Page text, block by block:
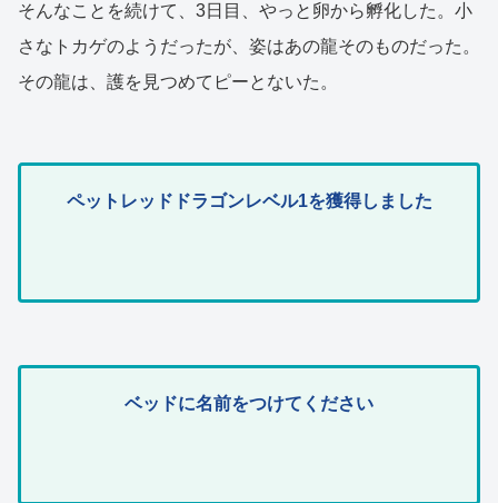
そんなことを続けて、3日目、やっと卵から孵化した。小
さなトカゲのようだったが、姿はあの龍そのものだった。
その龍は、護を見つめてピーとないた。
ペットレッドドラゴンレベル1を獲得しました
ベッドに名前をつけてください